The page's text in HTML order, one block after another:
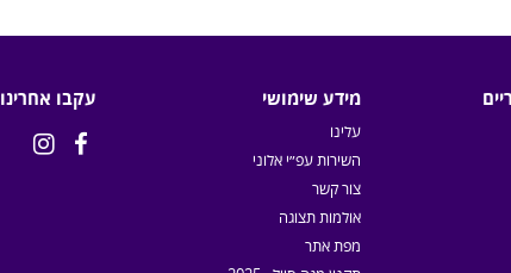
מידע שימושי
עלינו
השירות עפ״י אלוני
צור קשר
אולמות תצוגה
מפת אתר
עקבו אחרינו

